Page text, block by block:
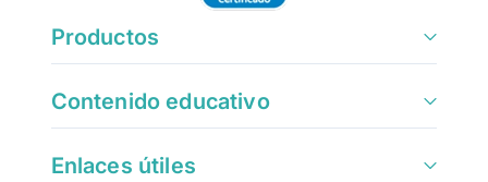
Productos
Contenido educativo
Enlaces útiles